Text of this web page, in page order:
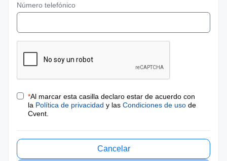
Número telefónico
*Al marcar esta casilla declaro estar de acuerdo con
la Política de privacidad y las Condiciones de uso de
Cvent.
Cancelar